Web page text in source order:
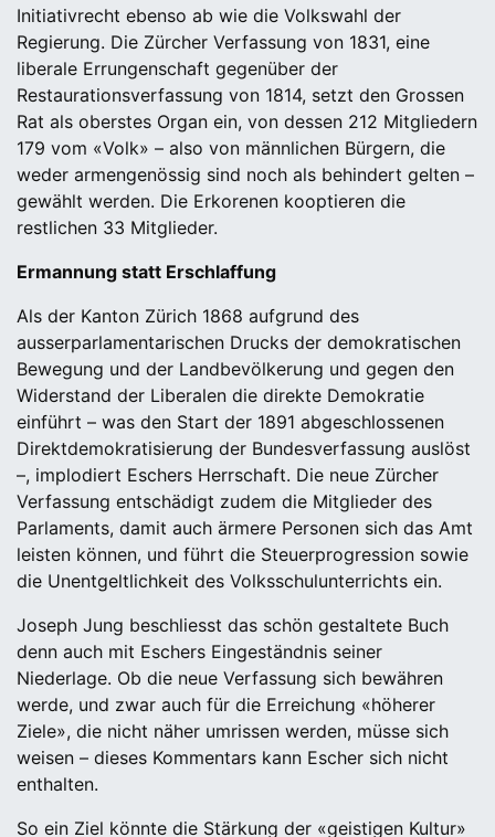
Initiativrecht ebenso ab wie die Volkswahl der
Regierung. Die Zürcher Verfassung von 1831, eine
liberale Errungenschaft gegenüber der
Restaurationsverfassung von 1814, setzt den Grossen
Rat als oberstes Organ ein, von dessen 212 Mitgliedern
179 vom «Volk» – also von männlichen Bürgern, die
weder armengenössig sind noch als behindert gelten –
gewählt werden. Die Erkorenen kooptieren die
restlichen 33 Mitglieder.
Ermannung statt Erschlaffung
Als der Kanton Zürich 1868 aufgrund des
ausserparlamentarischen Drucks der demokratischen
Bewegung und der Landbevölkerung und gegen den
Widerstand der Liberalen die direkte Demokratie
einführt – was den Start der 1891 abgeschlossenen
Direktdemokratisierung der Bundesverfassung auslöst
–, implodiert Eschers Herrschaft. Die neue Zürcher
Verfassung entschädigt zudem die Mitglieder des
Parlaments, damit auch ärmere Personen sich das Amt
leisten können, und führt die Steuerprogression sowie
die Unentgeltlichkeit des Volksschulunterrichts ein.
Joseph Jung beschliesst das schön gestaltete Buch
denn auch mit Eschers Eingeständnis seiner
Niederlage. Ob die neue Verfassung sich bewähren
werde, und zwar auch für die Erreichung «höherer
Ziele», die nicht näher umrissen werden, müsse sich
weisen – dieses Kommentars kann Escher sich nicht
enthalten.
So ein Ziel könnte die Stärkung der «geistigen Kultur»